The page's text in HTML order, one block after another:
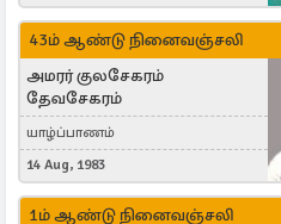
43ம் ஆண்டு நினைவஞ்சலி
அமரர் குலசேகரம்
தேவசேகரம்
யாழ்ப்பாணம்
14 Aug, 1983
1ம் ஆண்டு நினைவஞ்சலி